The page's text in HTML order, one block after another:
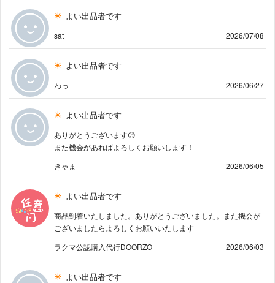
よい出品者です
sat 2026/07/08
よい出品者です
わっ 2026/06/27
よい出品者です
ありがとうございます😊
また機会があればよろしくお願いします！
きゃま
2026/06/05
よい出品者です
商品到着いたしました。ありがとうございました。また機会が
ございましたらよろしくお願いいたします
ラクマ公認購入代行DOORZO
2026/06/03
よい出品者です